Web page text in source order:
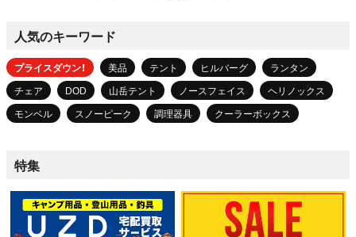
人気のキーワード
プライスダウン！ 美品 テント ヒルバーグ
ランタン
チェア
DOD 山岳テント ノースフェイス
ヘリノックス
モンベル
スノーピーク 調理器具 クーラーボックス
特集